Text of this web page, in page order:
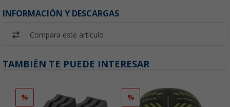
INFORMACIÓN Y DESCARGAS
Compara este artículo
TAMBIÉN TE PUEDE INTERESAR
% %